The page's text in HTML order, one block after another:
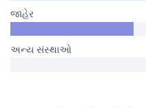
જાહેર
અન્ય સંસ્થાઓ